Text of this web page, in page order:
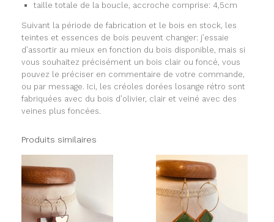
taille totale de la boucle, accroche comprise: 4,5cm
Suivant la période de fabrication et le bois en stock, les
teintes et essences de bois peuvent changer: j’essaie
d’assortir au mieux en fonction du bois disponible, mais si
vous souhaitez précisément un bois clair ou foncé, vous
pouvez le préciser en commentaire de votre commande,
ou par message. Ici, les créoles dorées losange rétro sont
fabriquées avec du bois d’olivier, clair et veiné avec des
veines plus foncées.
Produits similaires